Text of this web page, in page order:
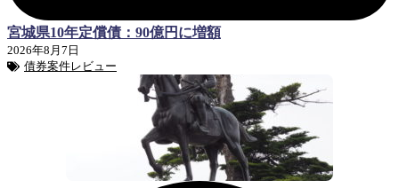
宮城県10年定償債：90億円に増額
2026年8月7日
債券案件レビュー